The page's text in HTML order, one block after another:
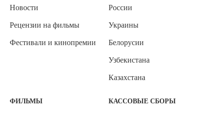
Новости
Рецензии на фильмы
Фестивали и кинопремии
России
Украины
Белорусии
Узбекистана
Казахстана
ФИЛЬМЫ КАССОВЫЕ СБОРЫ